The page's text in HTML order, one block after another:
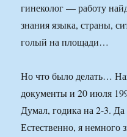
гинеколог — работу
знания языка, страны,
голый на площади…
Но что было делать…
документы и 20 июля
Думал, годика на 2-3.
Естественно, я